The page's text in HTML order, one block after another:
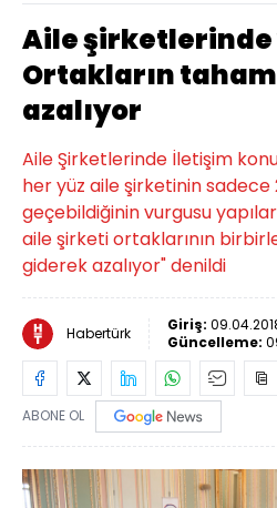
Aile şirketlerinde
Ortakların
azalıyor
Aile Şirketlerinde İletişim
her yüz aile şirketinin sadece
geçebildiğinin vurgusu
aile şirketi ortaklarının
giderek azalıyor" denildi
Habertürk Giriş:
Güncelleme:
ABONE OL